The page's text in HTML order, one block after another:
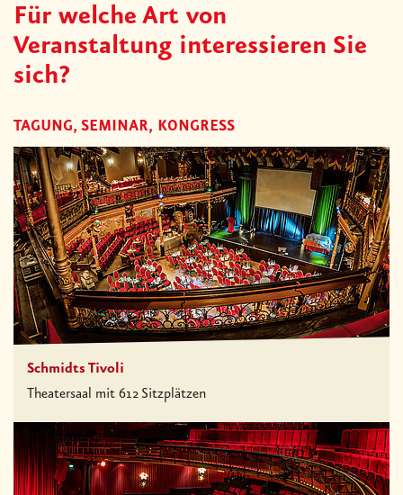
Für welche Art von
Veranstaltung interessieren Sie
sich?
TAGUNG, SEMINAR, KONGRESS
Schmidts Tivoli
Theatersaal mit 612 Sitzplätzen